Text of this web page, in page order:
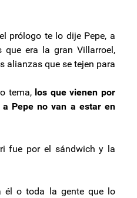
prólogo te lo dije Pepe, a
que era la gran Villarroel,
alianzas que se tejen para
tema, los que vienen por
Pepe no van a estar en
fue por el sándwich y la
él o toda la gente que lo